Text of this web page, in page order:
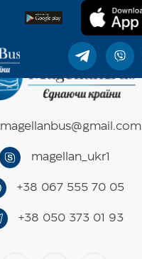
magellanbus@gmail.com
magellan_ukr1
+38 067 555 70 05
+38 050 373 01 93